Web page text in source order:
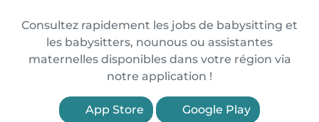
Consultez rapidement les jobs de babysitting et
les babysitters, nounous ou assistantes
maternelles disponibles dans votre région via
notre application !
App Store Google Play